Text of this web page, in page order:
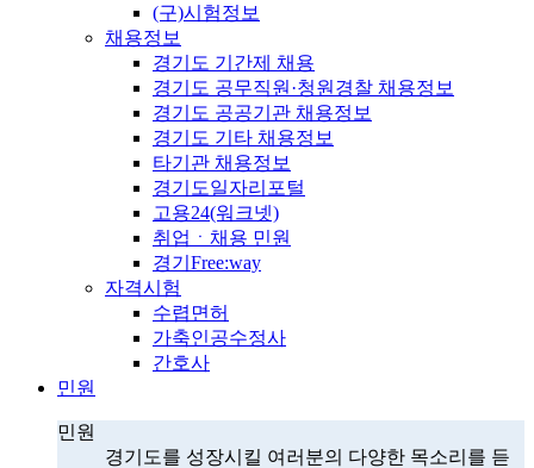
(구)시험정보
채용정보
경기도 기간제 채용
경기도 공무직원·청원경찰 채용정보
경기도 공공기관 채용정보
경기도 기타 채용정보
타기관 채용정보
경기도일자리포털
고용24(워크넷)
취업ㆍ채용 민원
경기Free:way
자격시험
수렵면허
가축인공수정사
간호사
민원
민원
경기도를 성장시킬 여러분의 다양한 목소리를 듣